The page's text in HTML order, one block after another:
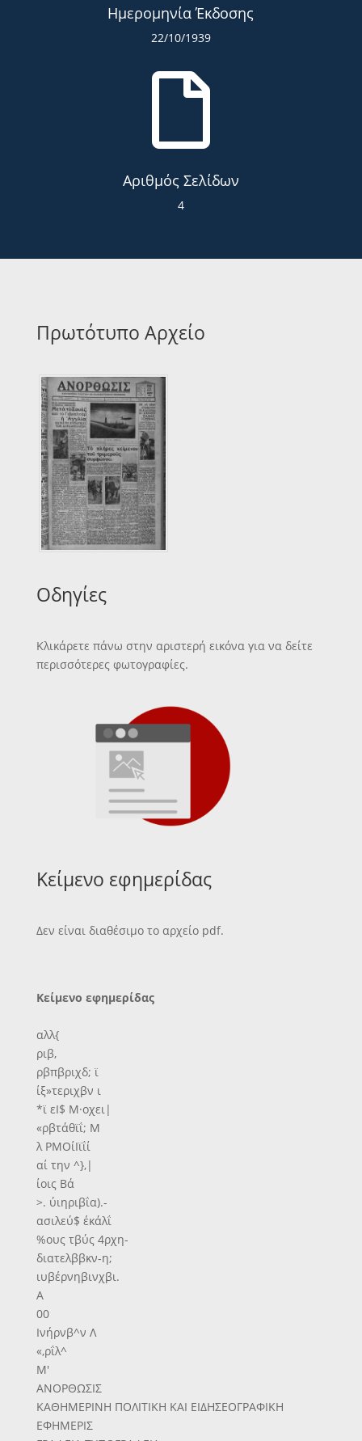
Ημερομηνία Έκδοσης
22/10/1939

Αριθμός Σελίδων
4
Πρωτότυπο Αρχείο
Οδηγίες
Κλικάρετε πάνω στην αριστερή εικόνα για να δείτε
περισσότερες φωτογραφίες.
Κείμενο εφημερίδας
Δεν είναι διαθέσιμο το αρχείο pdf.
Κείμενο εφημερίδας
αλλ{
ριβ,
ρβπβριχδ; ϊ
ίξ»τεριχβν ι
*ϊ εΙ$ Μ·οχει|
«ρβτάθϊΐ; Μ
λ ΡΜΟίΙϊΐί
αί την ^},|
ίοις Βά
>. ύιηριβΐα).-
ασιλεύ$ έκάλΐ
%ους τβύς 4ρχη-
διατελββκν-η;
ιυβέρνηβινχβι.
Α
00
Ινήρνβ^ν Λ
«,ρΐλ^
Μ'
ΑΝΟΡΘΩΣΙΣ
ΚΑΘΗΜΕΡΙΝΗ ΠΟΛΙΤΙΚΗ ΚΑΙ ΕΙΔΗΣΕΟΓΡΑΦΙΚΗ
ΕΦΗΜΕΡΙΣ